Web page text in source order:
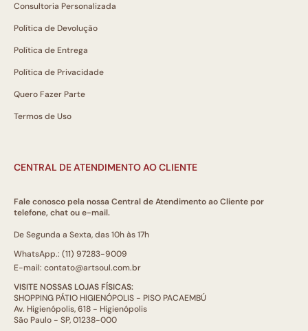
Consultoria Personalizada
Política de Devolução
Política de Entrega
Política de Privacidade
Quero Fazer Parte
Termos de Uso
CENTRAL DE ATENDIMENTO AO CLIENTE
Fale conosco pela nossa Central de Atendimento ao Cliente por
telefone, chat ou e-mail.
De Segunda a Sexta, das 10h às 17h
WhatsApp.: (11) 97283-9009
E-mail: contato@artsoul.com.br
VISITE NOSSAS LOJAS FÍSICAS:
SHOPPING PÁTIO HIGIENÓPOLIS - PISO PACAEMBÚ
Av. Higienópolis, 618 - Higienópolis
São Paulo - SP, 01238-000